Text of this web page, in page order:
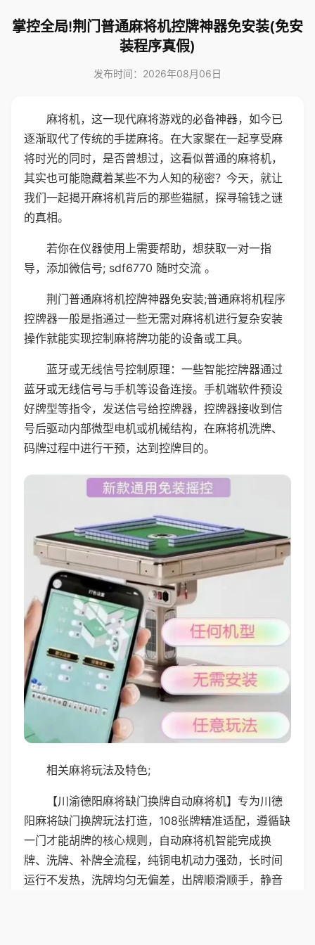
掌控全局!荆门普通麻将机控牌神器免安装(免安
装程序真假)
发布时间：2026年08月06日
麻将机，这一现代麻将游戏的必备神器，如今已
逐渐取代了传统的手搓麻将。在大家聚在一起享受麻
将时光的同时，是否曾想过，这看似普通的麻将机，
其实也可能隐藏着某些不为人知的秘密？今天，就让
我们一起揭开麻将机背后的那些猫腻，探寻输钱之谜
的真相。
若你在仪器使用上需要帮助，想获取一对一指
导，添加微信号; sdf6770 随时交流 。
荆门普通麻将机控牌神器免安装;普通麻将机程序
控牌器一般是指通过一些无需对麻将机进行复杂安装
操作就能实现控制麻将牌功能的设备或工具。
蓝牙或无线信号控制原理：一些智能控牌器通过
蓝牙或无线信号与手机等设备连接。手机端软件预设
好牌型等指令，发送信号给控牌器，控牌器接收到信
号后驱动内部微型电机或机械结构，在麻将机洗牌、
码牌过程中进行干预，达到控牌目的。
相关麻将玩法及特色;
【川渝德阳麻将缺门换牌自动麻将机】专为川德
阳麻将缺门换牌玩法打造，108张牌精准适配，遵循缺
一门才能胡牌的核心规则，自动麻将机智能完成换
牌、洗牌、补牌全流程，纯铜电机动力强劲，长时间
运行不发热，洗牌均匀无偏差，出牌顺滑顺手，静音